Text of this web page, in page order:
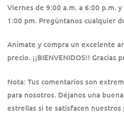
Viernes de 9:00 a.m. a 6:00 p.m. y
1:00 pm. Pregúntanos cualquier
Anímate y compra un excelente
precio. ¡¡BIENVENIDOS!! Gracias
Nota: Tus comentarios son
para nosotros. Déjanos una
estrellas si te satisfacen nuestros